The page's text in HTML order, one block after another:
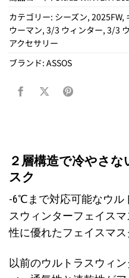
カテゴリー: シーズン, 2025FW,
ウーマン, 3/3 ウィンター, 3/3
アクセサリー
ブランド: ASSOS
２層構造で冷やさ
スク
-6℃まで対応可能なウル
スウィンターフェイス
性に優れたフェイスマス
以前のウルトラスウィ